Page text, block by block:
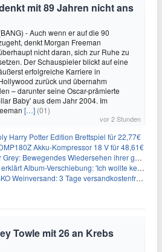
mit 89 Jahren nicht ans
- Auch wenn er auf die 90
denkt Morgan Freeman
nicht daran, sich zur Ruhe zu
Der Schauspieler blickt auf eine
erfolgreiche Karriere in
zurück und übernahm
– darunter seine Oscar-prämierte
Baby' aus dem Jahr 2004. Im
[…] (01)
vor 2 Stunden
Harry Potter Edition Brettspiel für 22,77€
Akku-Kompressor 18 V für 48,61€
Wiedersehen ihrer geschiedenen Eltern kurz vor dem Tod ihrer Mutter
Album-Verschiebung: 'Ich wollte keine persönliche Situation ausnutzen'
3 Tage versandkostenfrei bestellen (MBW 25€)
Towle mit 26 an Krebs